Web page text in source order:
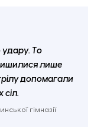
удару. То
лише
допомагали
сіл.
гімназії